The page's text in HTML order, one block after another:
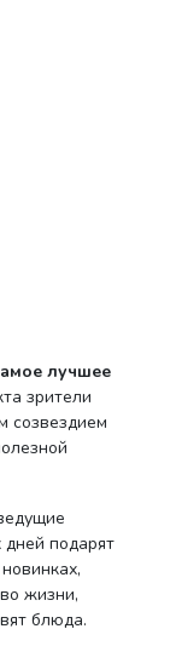
лучшее
зрители
созвездием
подарят
жизни,
блюда.